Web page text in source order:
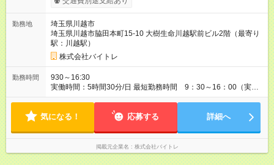
勤務地
埼玉県川越市
埼玉県川越市脇田本町15-10 大樹生命川越駅前ビル2階（最寄り
駅：川越駅）
株式会社バイトレ
勤務時間
930～16:30
実働時間：5時間30分/日 最短勤務時間 9：30～16：00（実働
5.5時間） 9：30～16：30（実働6時間）、9：30～17：00（実
気になる！ 応募する 詳細へ
掲載元企業名 株式会社バイトレ